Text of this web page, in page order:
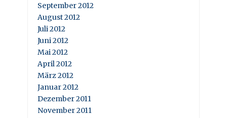
September 2012
August 2012
Juli 2012
Juni 2012
Mai 2012
April 2012
März 2012
Januar 2012
Dezember 2011
November 2011